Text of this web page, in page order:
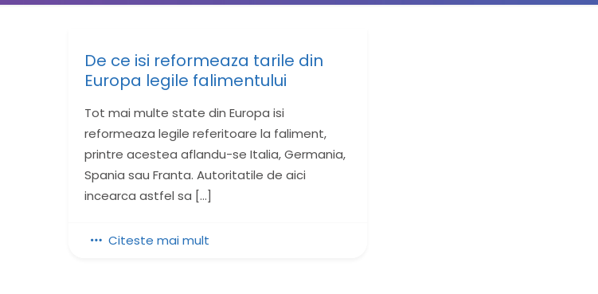
De ce isi reformeaza tarile din
Europa legile falimentului
Tot mai multe state din Europa isi
reformeaza legile referitoare la faliment,
printre acestea aflandu-se Italia, Germania,
Spania sau Franta. Autoritatile de aici
incearca astfel sa […]
Citeste mai mult